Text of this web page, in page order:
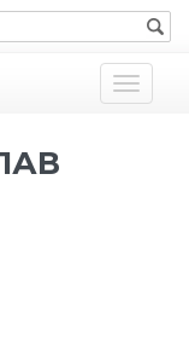
Показать
меню